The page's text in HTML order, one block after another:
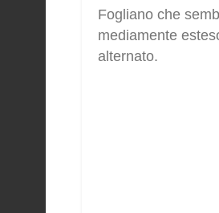
Fogliano che
mediamente
alternato.